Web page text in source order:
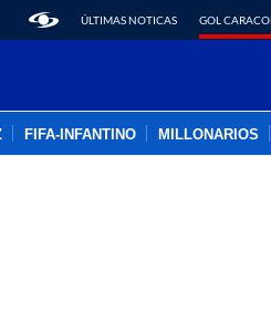
ÚLTIMAS NOTICAS GOL CARACOL
FIFA-INFANTINO MILLONARIOS